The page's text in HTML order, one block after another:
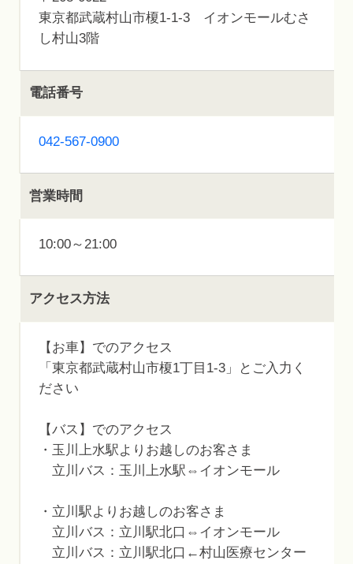
東京都武蔵村山市榎1-1-3 イオンモールむさ
し村山3階
電話番号
042-567-0900
営業時間
10:00～21:00
アクセス方法
【お車】でのアクセス
「東京都武蔵村山市榎1丁目1-3」とご入力く
ださい
【バス】でのアクセス
・玉川上水駅よりお越しのお客さま
立川バス：玉川上水駅⇔イオンモール
・立川駅よりお越しのお客さま
立川バス：立川駅北口⇔イオンモール
立川バス：立川駅北口←村山医療センター